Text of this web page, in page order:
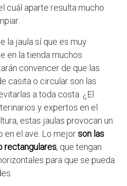
cuál aparte resulta mucho
la jaula sí que es muy
en la tienda muchos
convencer de que las
casita o circular son las
a toda costa. ¿El
y expertos en el
estas jaulas provocan un
el ave. Lo mejor son las
rectangulares, que tengan
para que se pueda